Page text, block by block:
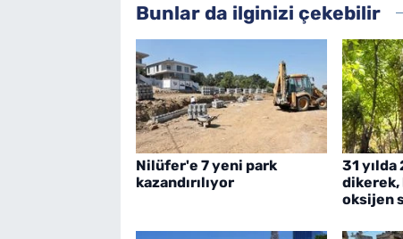
Bunlar da ilginizi çekebilir
Nilüfer'e 7 yeni park
kazandırılıyor
31 yılda
dikerek,
oksijen